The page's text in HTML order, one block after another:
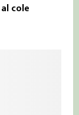
cole